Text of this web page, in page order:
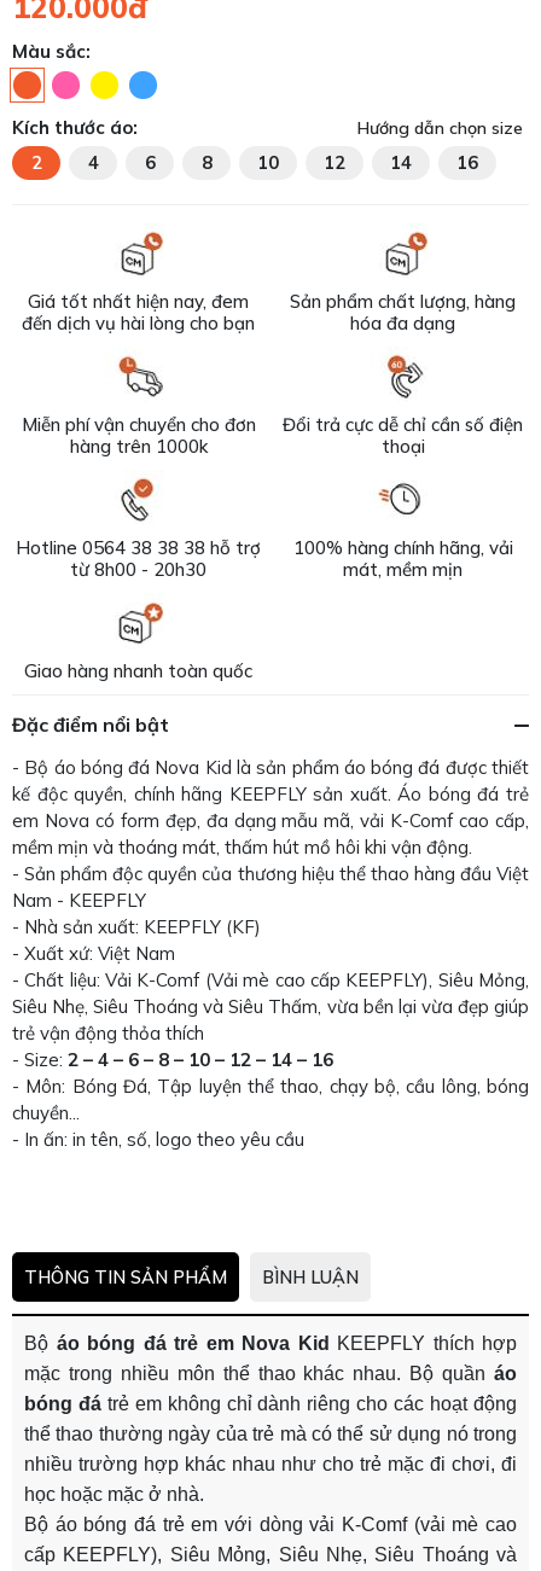
Màu sắc:
Kích thước áo: Hướng dẫn chọn size
2 4 6 8 10 12 14 16
Giá tốt nhất hiện nay, đem
đến dịch vụ hài lòng cho bạn
Sản phẩm chất lượng, hàng
hóa đa dạng
Miễn phí vận chuyển cho đơn
hàng trên 1000k
Đổi trả cực dễ chỉ cần số điện
thoại
Hotline 0564 38 38 38 hỗ trợ
từ 8h00 - 20h30
100% hàng chính hãng, vải
mát, mềm mịn
Giao hàng nhanh toàn quốc
Đặc điểm nổi bật
- Bộ áo bóng đá Nova Kid là sản phẩm áo bóng đá được thiết
kế độc quyền, chính hãng KEEPFLY sản xuất. Áo bóng đá trẻ
em Nova có form đẹp, đa dạng mẫu mã, vải K-Comf cao cấp,
mềm mịn và thoáng mát, thấm hút mồ hôi khi vận động.
- Sản phẩm độc quyền của thương hiệu thể thao hàng đầu Việt
Nam - KEEPFLY
- Nhà sản xuất: KEEPFLY (KF)
- Xuất xứ: Việt Nam
- Chất liệu: Vải K-Comf (Vải mè cao cấp KEEPFLY), Siêu Mỏng,
Siêu Nhẹ, Siêu Thoáng và Siêu Thấm, vừa bền lại vừa đẹp giúp
trẻ vận động thỏa thích
- Size: 2 – 4 – 6 – 8 – 10 – 12 – 14 – 16
- Môn: Bóng Đá, Tập luyện thể thao, chạy bộ, cầu lông, bóng
chuyền...
- In ấn: in tên, số, logo theo yêu cầu
THÔNG TIN SẢN PHẨM BÌNH LUẬN
Bộ áo bóng đá trẻ em Nova Kid
KEEPFLY thích hợp
mặc trong nhiều môn thể thao khác nhau. Bộ quần áo
bóng đátrẻ em không chỉ dành riêng cho các hoạt động
thể thao thường ngày của trẻ mà có thể sử dụng nó trong
nhiều trường hợp khác nhau như cho trẻ mặc đi chơi, đi
học hoặc mặc ở nhà.
Bộ áo bóng đá trẻ em với dòng vải K-Comf (vải mè cao
cấp KEEPFLY), Siêu Mỏng, Siêu Nhẹ, Siêu Thoáng và